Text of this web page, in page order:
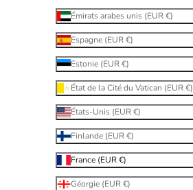
Émirats arabes unis (EUR €)
Espagne (EUR €)
Estonie (EUR €)
État de la Cité du Vatican (EUR €)
États-Unis (EUR €)
Finlande (EUR €)
France (EUR €)
Géorgie (EUR €)